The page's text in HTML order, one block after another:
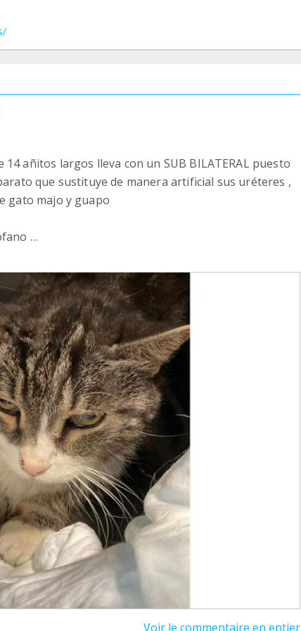
añitos largos lleva con un SUB BILATERAL puesto
que sustituye de manera artificial sus uréteres ,
gato majo y guapo
que sufría y que se lo iba a llevar por delante.
donde Jagger hasta se nos puso gordito .
a bajar de peso, ha tenido infección de orina por lo
extras del SUB para evitar su contaminación y
vida...
cara una Insuficiencia Renal Crónica y ahí estamos
el veterinario en unas cuantas ocasiones
está en 3,35 y su urea en 200, parece que
Pero se nos acumulan sus facturas ,la última ha
factura será más que bienvenido. Un euro, dos
AYUDA POR FAVOR , NO CORREN BUENOS
Voir le commentaire en entier